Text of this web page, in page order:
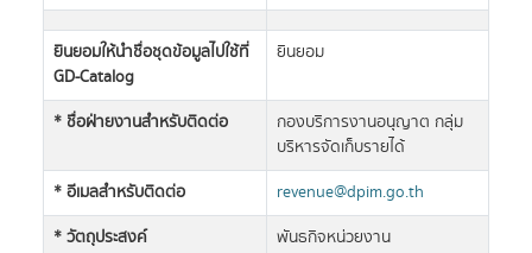
ยินยอมให้นำชื่อชุดข้อมูลไปใช้ที่
GD-Catalog
ยินยอม
* ชื่อฝ่ายงานสำหรับติดต่อ
กองบริการงานอนุญาต กลุ่ม
บริหารจัดเก็บรายได้
* อีเมลสำหรับติดต่อ
revenue@dpim.go.th
* วัตถุประสงค์
พันธกิจหน่วยงาน